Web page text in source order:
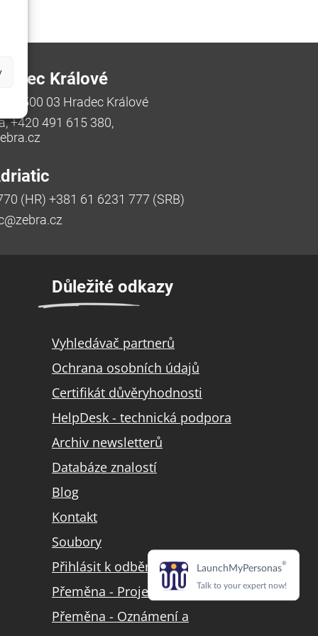
Králové
500 03 Hradec Králové
+420 491 615 380,
(HR) +381 61 6231 777 (SRB)
Důležité odkazy
Vyhledávač partnerů
Ochrana osobních údajů
Certifikát důvěryhodnosti
HelpDesk - technická podpora
Archiv newsletterů
Databáze znalostí
Blog
Kontakt
Soubory
Přihlásit k odběru LinkedIn
Přeměna - Projekt přeměny
Přeměna - Oznámení a